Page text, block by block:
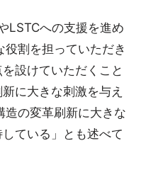
LSTCへの支援を進め
割を担っていただき
設けていただくこと
に大きな刺激を与え
の変革刷新に大きな
ている」とも述べて